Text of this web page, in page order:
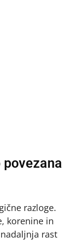
razloge.
korenine in
rast